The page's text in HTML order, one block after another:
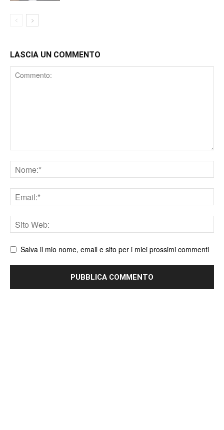
LASCIA UN COMMENTO
Comment
Nome
Email
Sito
web
Salva il mio nome, email e sito per i miei prossimi commenti